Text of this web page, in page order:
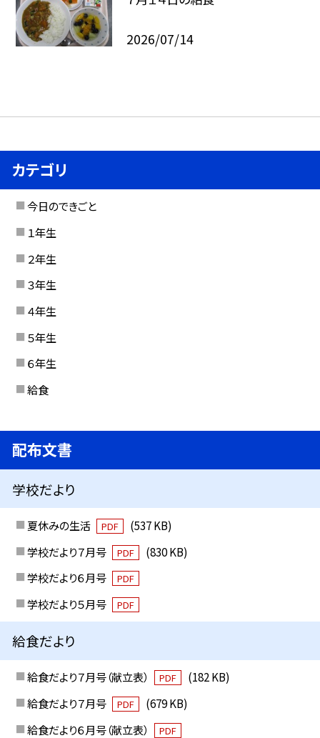
2026/07/14
カテゴリ
今日のできごと
１年生
２年生
３年生
４年生
５年生
６年生
給食
配布文書
学校だより
夏休みの生活 PDF
(537 KB)
学校だより７月号
PDF
(830 KB)
学校だより６月号
PDF
学校だより５月号 PDF
給食だより
給食だより７月号（献立表） PDF
(182 KB)
給食だより７月号
PDF
(679 KB)
給食だより６月号（献立表）
PDF